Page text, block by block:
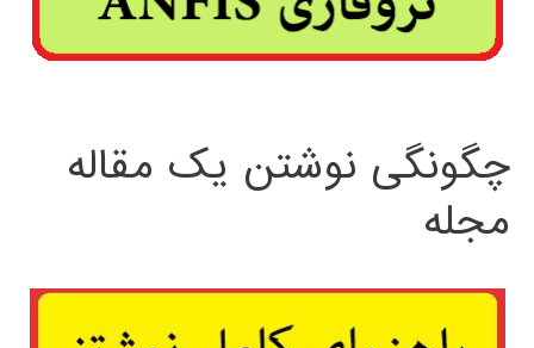
چگونگی نوشتن یک مقاله
مجله